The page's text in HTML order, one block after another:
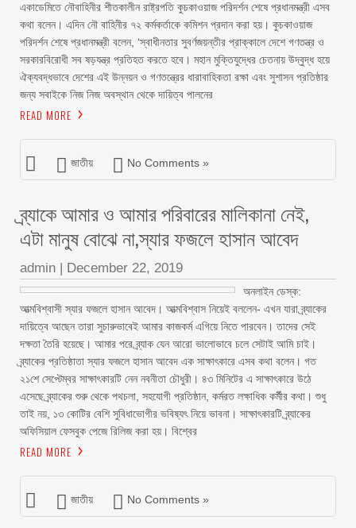
একাডেমিতে নৌবাহিনীর শীতকালীন রাষ্ট্রপতি কুচকাওয়াজ পরিদর্শন শেষে প্রধানমন্ত্রী এসব
কথা বলেন। এদিন নৌ বাহিনীর ৭২ কর্মকর্তাকে কমিশন প্রদান করা হয়। কুচকাওয়াজ
পরিদর্শন শেষে প্রধানমন্ত্রী বলেন, ‘স্বাধীনতার সুবর্ণজয়ন্তীর প্রাক্কালে দেশে গণতন্ত্র ও
সরকারবিরোধী সব ষড়যন্ত্র প্রতিহত করতে হবে। মহান মুক্তিযুদ্ধের চেতনায় উদ্বুদ্ধ হয়ে
ঐক্যবদ্ধভাবে দেশের এই উন্নয়ন ও গণতন্ত্রের ধারাবাহিকতা রক্ষা এবং সুশাসন প্রতিষ্ঠার
জন্য সবাইকে নিজ নিজ অবস্থান থেকে দায়িত্ব পালনের
READ MORE
জাতীয় No Comments »
ব্র্যাকে আমার ও আমার পরিবারের মালিকানা নেই,
এটা মানুষ বোঝে না,স্যার ফজলে হাসান আবেদ
admin | December 22, 2019
অনলাইন ডেস্ক:
আত্মবিশ্বাসী স্যার ফজলে হাসান আবেদ। আত্মবিশ্বাস নিয়েই বললেন- এখন যারা ব্র্যাকের
দায়িত্বে আছেন তারা সুচারুভাবেই আমার কাজকর্ম এগিয়ে নিতে পারবেন। তাদের সেই
দক্ষতা তৈরি হয়েছে। আমার পরে ব্র্যাক যেন আরো ভালোভাবে চলে সেটাই আমি চাই।
ব্র্যাকের প্রতিষ্ঠাতা স্যার ফজলে হাসান আবেদ এক সাক্ষাৎকারে এসব কথা বলেন। গত
২১শে সেপ্টেম্বর সাক্ষাৎকারটি নেন নবনীতা চৌধুরী। ৪৩ মিনিটের এ সাক্ষাৎকারে উঠে
এসেছে ব্র্যাকের শুরু থেকে পথচলা, সহযোগী প্রতিষ্ঠান, কর্মরত লক্ষাধিক কর্মীর কথা। শুধু
তাই নয়, ১৩ কোটির বেশি সুবিধাভোগীর ভবিষ্যৎ নিয়ে ভাবনা। সাক্ষাৎকারটি ব্র্যাকের
অফিসিয়াল ফেসবুক পেজে রিলিজ করা হয়। বিশ্বের
READ MORE
জাতীয় No Comments »